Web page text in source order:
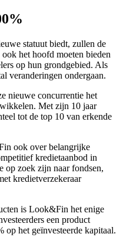
statuut biedt, zullen de
het hoofd moeten bieden
op hun grondgebied. Als
veranderingen ondergaan.
nieuwe concurrentie het
Met zijn 10 jaar
tot de top 10 van erkende
ook over belangrijke
kredietaanbod in
op zoek zijn naar fondsen,
kredietverzekeraar
is Look&Fin het enige
een product
op het geïnvesteerde kapitaal.